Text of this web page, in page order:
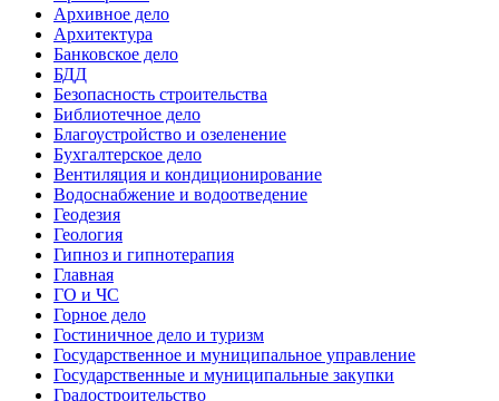
Архивное дело
Архитектура
Банковское дело
БДД
Безопасность строительства
Библиотечное дело
Благоустройство и озеленение
Бухгалтерское дело
Вентиляция и кондиционирование
Водоснабжение и водоотведение
Геодезия
Геология
Гипноз и гипнотерапия
Главная
ГО и ЧС
Горное дело
Гостиничное дело и туризм
Государственное и муниципальное управление
Государственные и муниципальные закупки
Градостроительство